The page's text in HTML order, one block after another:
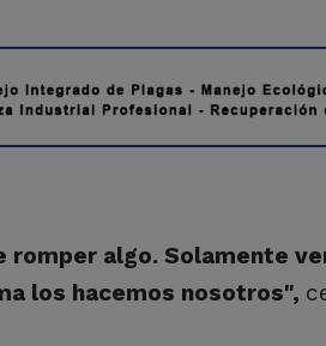
romper algo. Solamente
los hacemos nosotros",